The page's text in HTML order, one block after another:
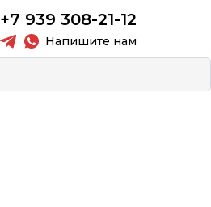
+7 939 308-21-12
Напишите нам